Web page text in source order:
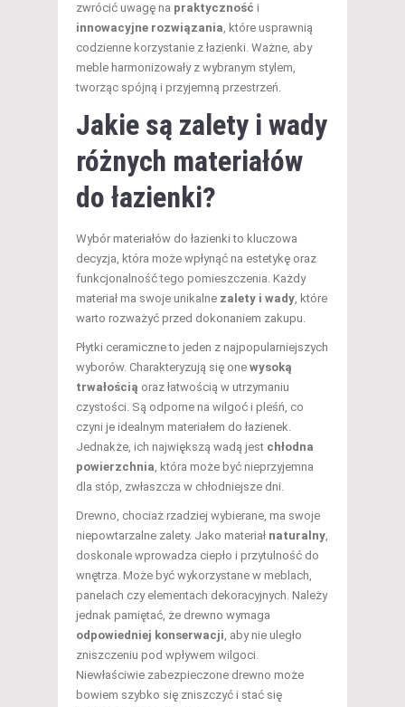
zwrócić uwagę na praktyczność i
innowacyjne rozwiązania, które usprawnią
codzienne korzystanie z łazienki. Ważne, aby
meble harmonizowały z wybranym stylem,
tworząc spójną i przyjemną przestrzeń.
Jakie są zalety i wady
różnych materiałów
do łazienki?
Wybór materiałów do łazienki to kluczowa
decyzja, która może wpłynąć na estetykę oraz
funkcjonalność tego pomieszczenia. Każdy
materiał ma swoje unikalne zalety i wady, które
warto rozważyć przed dokonaniem zakupu.
Płytki ceramiczne to jeden z najpopularniejszych
wyborów. Charakteryzują się one wysoką
trwałością oraz łatwością w utrzymaniu
czystości. Są odporne na wilgoć i pleśń, co
czyni je idealnym materiałem do łazienek.
Jednakże, ich największą wadą jest chłodna
powierzchnia, która może być nieprzyjemna
dla stóp, zwłaszcza w chłodniejsze dni.
Drewno, chociaż rzadziej wybierane, ma swoje
niepowtarzalne zalety. Jako materiał naturalny,
doskonale wprowadza ciepło i przytulność do
wnętrza. Może być wykorzystane w meblach,
panelach czy elementach dekoracyjnych. Należy
jednak pamiętać, że drewno wymaga
odpowiedniej konserwacji, aby nie uległo
zniszczeniu pod wpływem wilgoci.
Niewłaściwie zabezpieczone drewno może
bowiem szybko się zniszczyć i stać się